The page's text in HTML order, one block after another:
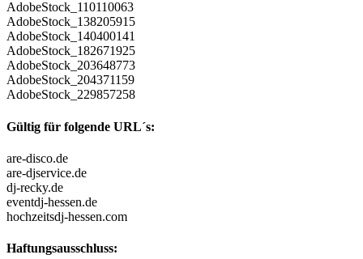
AdobeStock_110110063
AdobeStock_138205915
AdobeStock_140400141
AdobeStock_182671925
AdobeStock_203648773
AdobeStock_204371159
AdobeStock_229857258
Gültig für folgende URL´s:
are-disco.de
are-djservice.de
dj-recky.de
eventdj-hessen.de
hochzeitsdj-hessen.com
Haftungsausschluss: